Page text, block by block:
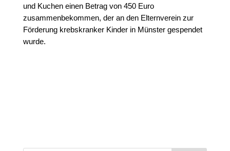
und Kuchen einen Betrag von 450 Euro
zusammenbekommen, der an den Elternverein zur
Förderung krebskranker Kinder in Münster gespendet
wurde.